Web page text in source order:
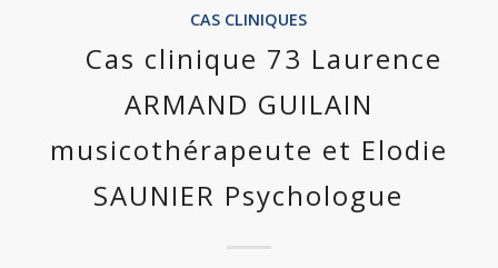
CAS CLINIQUES
Cas clinique 73 Laurence
ARMAND GUILAIN
musicothérapeute et Elodie
SAUNIER Psychologue